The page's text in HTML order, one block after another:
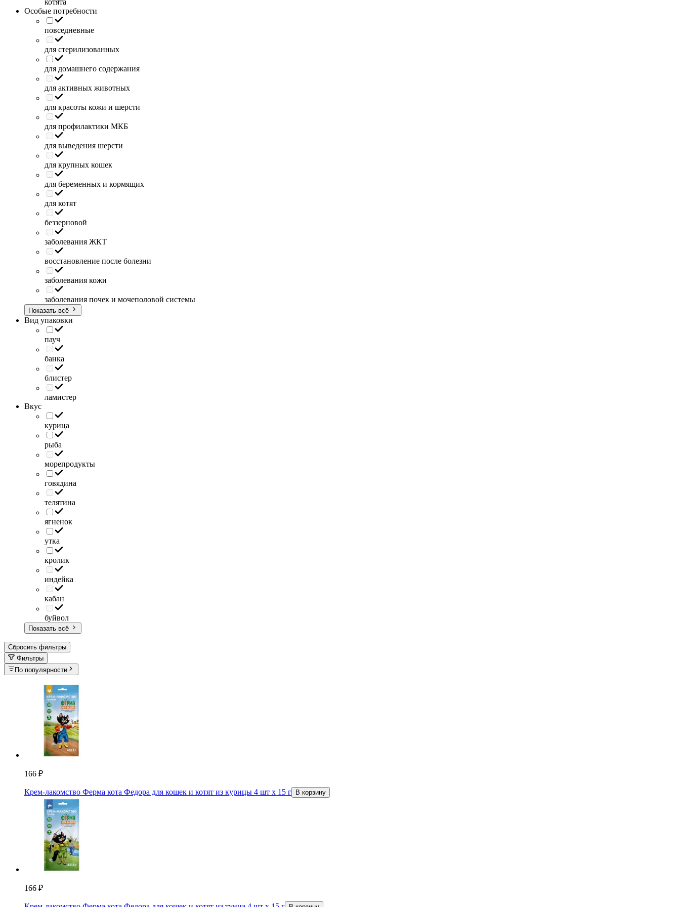
котята
Особые потребности
повседневные
для стерилизованных
для домашнего содержания
для активных животных
для красоты кожи и шерсти
для профилактики МКБ
для выведения шерсти
для крупных кошек
для беременных и кормящих
для котят
беззерновой
заболевания ЖКТ
восстановление после болезни
заболевания кожи
заболевания почек и мочеполовой системы
Показать всё
Вид упаковки
пауч
банка
блистер
ламистер
Вкус
курица
рыба
морепродукты
говядина
телятина
ягненок
утка
кролик
индейка
кабан
буйвол
Показать всё
Сбросить фильтры
Фильтры
По популярности
166 ₽
Крем-лакомство Ферма кота Федора для кошек и котят из курицы 4 шт х 15 г В корзину
166 ₽